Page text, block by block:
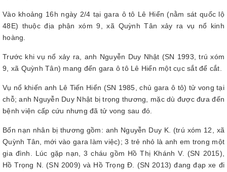
Vào khoảng 16h ngày 2/4 tại gara ô tô Lê Hiển (nằm sát quốc lộ
48E) thuộc địa phận xóm 9, xã Quỳnh Tân xảy ra vụ nổ kinh
hoàng.
Trước khi vụ nổ xảy ra, anh Nguyễn Duy Nhật (SN 1993, trú xóm
9, xã Quỳnh Tân) mang đến gara ô tô Lê Hiển một cục sắt để cắt.
Vụ nổ khiến anh Lê Tiến Hiển (SN 1985, chủ gara ô tô) tử vong tại
chỗ; anh Nguyễn Duy Nhật bị trọng thương, mặc dù được đưa đến
bệnh viện cấp cứu nhưng đã tử vong sau đó.
Bốn nạn nhân bị thương gồm: anh Nguyễn Duy K. (trú xóm 12, xã
Quỳnh Tân, mới vào gara làm việc); 3 trẻ nhỏ là anh em trong một
gia đình. Lúc gặp nạn, 3 cháu gồm Hồ Thị Khánh V. (SN 2015),
Hồ Trọng N. (SN 2009) và Hồ Trọng Đ. (SN 2013) đang đạp xe đi